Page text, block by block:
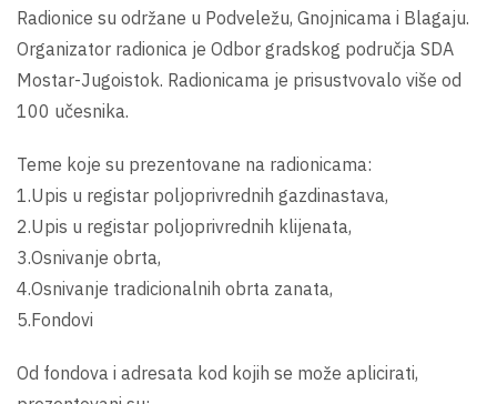
Radionice su održane u Podveležu, Gnojnicama i Blagaju.
Organizator radionica je Odbor gradskog područja SDA
Mostar-Jugoistok. Radionicama je prisustvovalo više od
100 učesnika.
Teme koje su prezentovane na radionicama:
1.Upis u registar poljoprivrednih gazdinastava,
2.Upis u registar poljoprivrednih klijenata,
3.Osnivanje obrta,
4.Osnivanje tradicionalnih obrta zanata,
5.Fondovi
Od fondova i adresata kod kojih se može aplicirati,